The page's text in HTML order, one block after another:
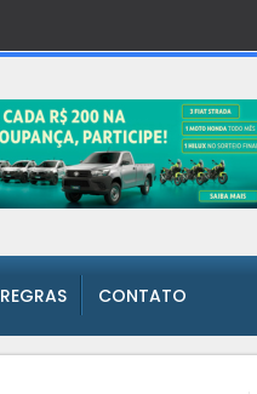
REGRAS CONTATO